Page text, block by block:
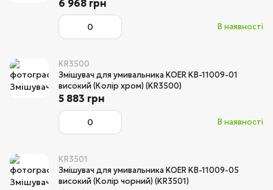
В наявності
6 968 грн
KR3500
Змішувач для умивальника KOER KB-11009-01
високий (Колір хром) (KR3500)
В наявності
5 883 грн
KR3501
Змішувач для умивальника KOER KB-11009-05
високий (Колір чорний) (KR3501)